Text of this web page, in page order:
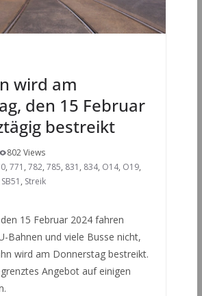
wird am
den 15 Februar
bestreikt
802 Views
, 771 , 782, 785, 831 , 834, O14, O19,
SB51 , Streik
15 Februar 2024 fahren
Bahnen und viele Busse nicht,
wird am Donnerstag bestreikt.
Angebot auf einigen